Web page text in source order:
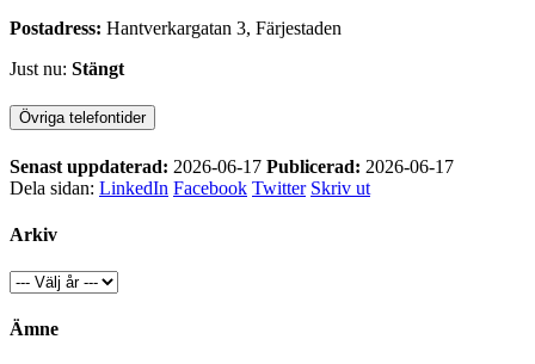
Postadress: Hantverkargatan 3, Färjestaden
Just nu: Stängt
Övriga telefontider
Senast uppdaterad: 2026-06-17 Publicerad: 2026-06-17
Dela sidan: LinkedIn Facebook Twitter Skriv ut
Arkiv
Ämne